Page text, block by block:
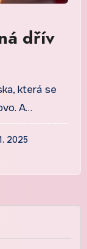
dřív
která se
A…
2025